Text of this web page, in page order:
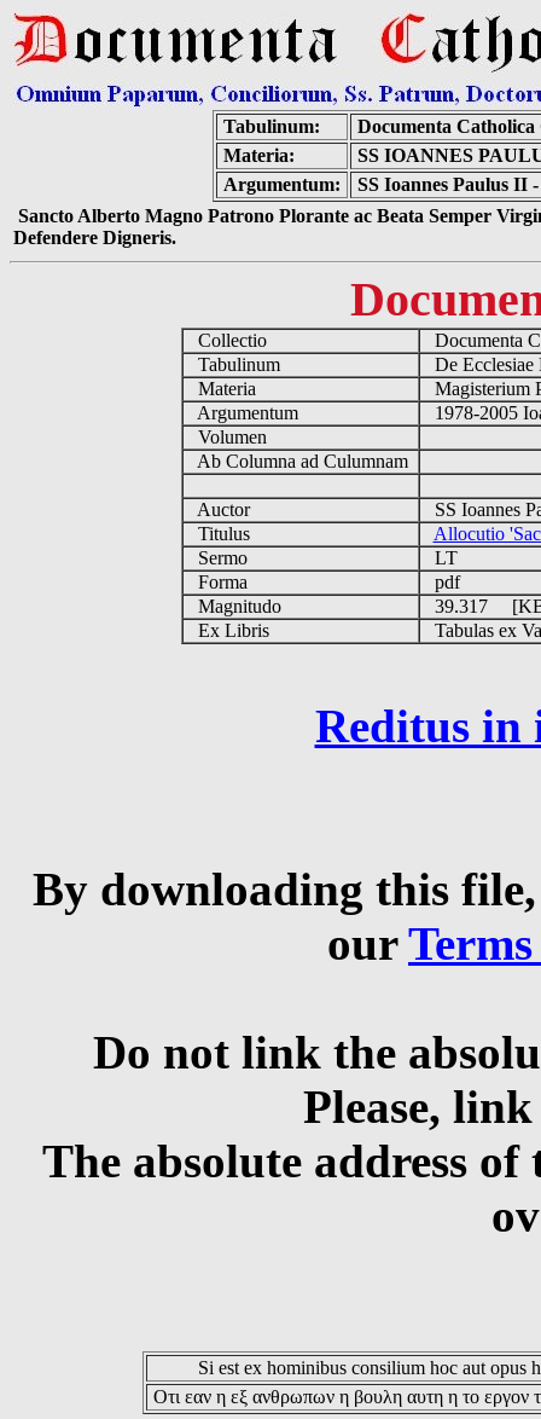
Tabulinum:
Documenta Catholica
Materia:
SS IOANNES
Argumentum:
SS Ioannes Paulus II
Sancto Alberto Magno Patrono Plorante ac Beata Semper
Defendere Digneris.
Collectio
Documenta
Tabulinum
De
Materia
Magisterium
Argumentum
1978-2005
Volumen
Ab Columna ad Culumnam
Auctor
SS Ioannes
Titulus
Allocutio
Sermo
LT
Forma
pdf
Magnitudo
39.317
Ex Libris
Tabulas ex
Reditus in
By downloading this
our
Do not link the
Please,
The absolute address
Si est ex hominibus consilium hoc aut opus
Οτι εαν η εξ ανθρωπων η βουλη αυτη η το εργον